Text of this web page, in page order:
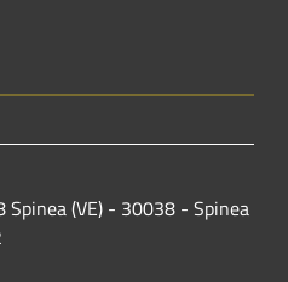
(VE) - 30038 - Spinea